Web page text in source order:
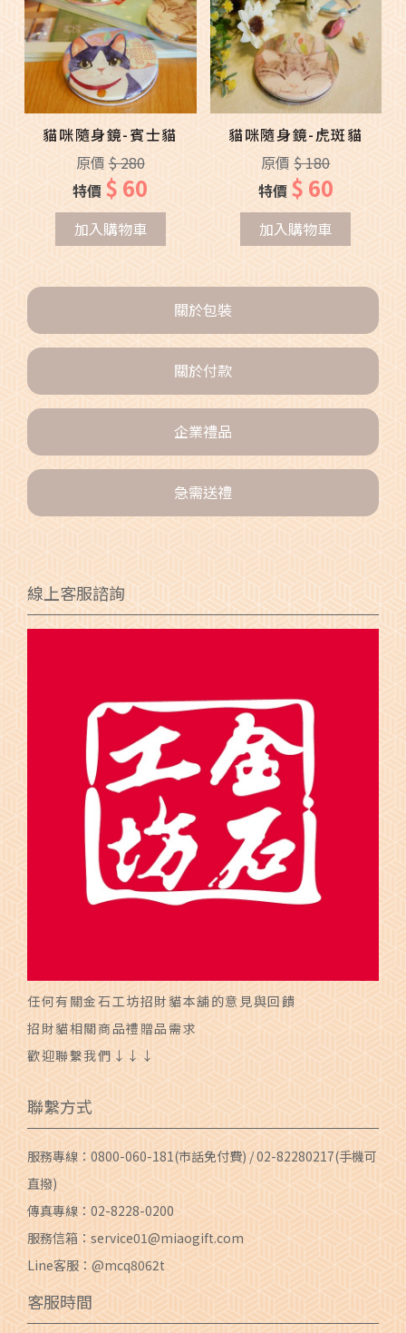
關於包裝
關於付款
企業禮品
急需送禮
線上客服諮詢
任何有關金石工坊招財貓本舖的意見與回饋
招財貓相關商品禮贈品需求
歡迎聯繫我們↓↓↓
聯繫方式
服務專線：0800-060-181(市話免付費) /02-82280217(手機可
直撥)
傳真專線：02-8228-0200
服務信箱： service01@miaogift.com
Line客服：@mcq8062t
客服時間
貓咪隨身鏡-賓士貓
原價$ 280
特價 $ 60
加入購物車
貓咪隨身鏡-虎斑貓
原價 $ 180
特價 $ 60
加入購物車